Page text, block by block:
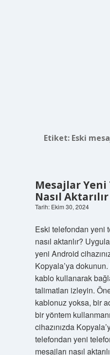
Etiket: Eski
Mesajlar
Nasıl Aktarılır
Tarih: Ekim 30, 2024
Eski telefondan yeni
nasıl aktarılır?
yeni Android
Kopyala’ya
kablo kullanarak
talimatları izleyin.
kablonuz yoksa, bir
bir yöntem
cihazınızda
telefondan yeni
mesajları nasıl